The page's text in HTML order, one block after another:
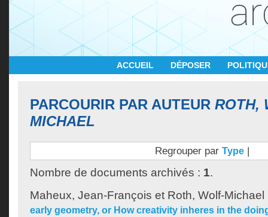
ACCUEIL DÉPOSER
PARCOURIR PAR AUTEUR ROTH,
MICHAEL
Regrouper par Type |
Nombre de documents archivés : 1.
Maheux, Jean-François et Roth, Wolf-Michael
early geometry, or How creativity inheres in the